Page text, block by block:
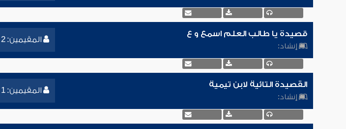
المقيمين: 2
قصيدة يا طالب العلم اسمع و ع
إنشاد:
المقيمين: 1
القصيدة التائية لابن تيمية
إنشاد: